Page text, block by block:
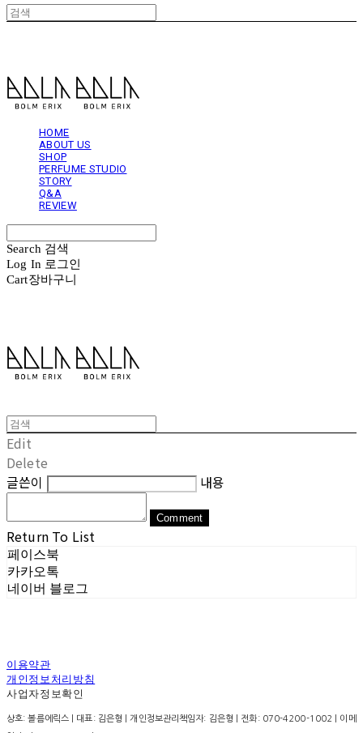
HOME
ABOUT US
SHOP
PERFUME STUDIO
STORY
Q&A
REVIEW
Search 검색
Log In 로그인
Cart장바구니
Edit
Delete
글쓴이
내용
Comment
Return To List
페이스북
카카오톡
네이버 블로그
이용약관
개인정보처리방침
사업자정보확인
상호: 볼름에릭스 | 대표: 김은형 | 개인정보관리책임자: 김은형 | 전화: 070-4200-1002 | 이메